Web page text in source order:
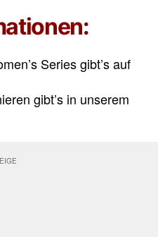
Series gibt’s auf
gibt’s in unserem